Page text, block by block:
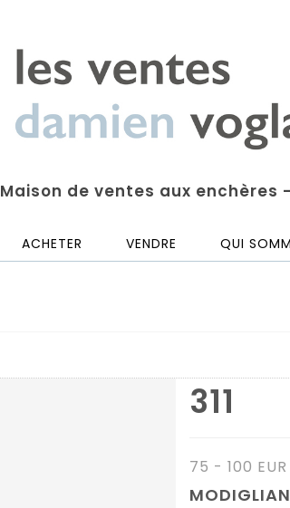
Maison de ventes aux enchères
ACHETER VENDRE QUI
311
75 - 100 EUR